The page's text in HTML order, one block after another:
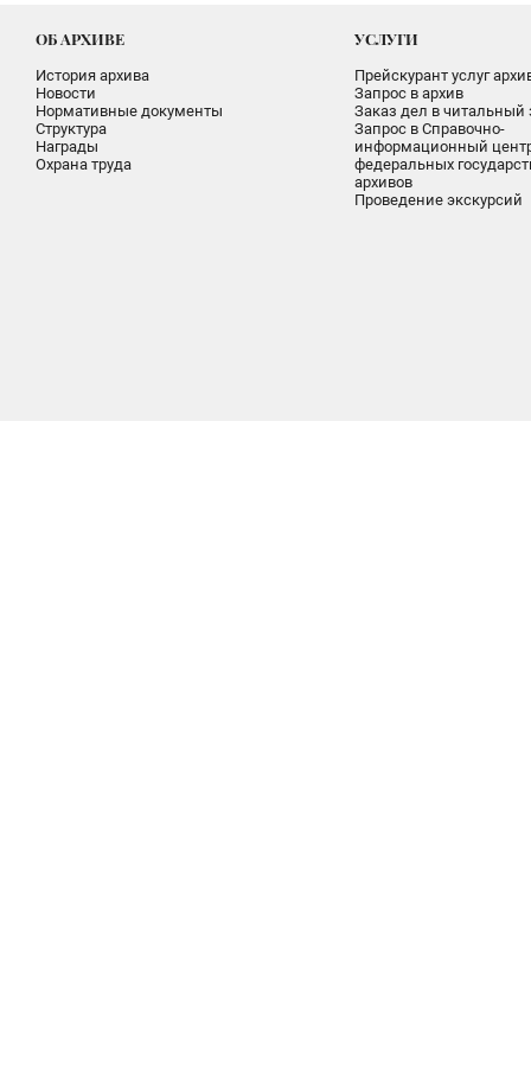
ОБ АРХИВЕ
История архива
Новости
Нормативные документы
Структура
Награды
Охрана труда
УСЛУГИ
Прейскурант услуг
Запрос в архив
Заказ дел в читальный
Запрос в Справочно-
информационный
федеральных
архивов
Проведение экскурсий